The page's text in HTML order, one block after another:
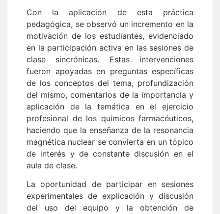
Con la aplicación de esta práctica
pedagógica, se observó un incremento en la
motivación de los estudiantes, evidenciado
en la participación activa en las sesiones de
clase sincrónicas. Estas intervenciones
fueron apoyadas en preguntas específicas
de los conceptos del tema, profundización
del mismo, comentarios de la importancia y
aplicación de la temática en el ejercicio
profesional de los químicos farmacéuticos,
haciendo que la enseñanza de la resonancia
magnética nuclear se convierta en un tópico
de interés y de constante discusión en el
aula de clase.
La oportunidad de participar en sesiones
experimentales de explicación y discusión
del uso del equipo y la obtención de